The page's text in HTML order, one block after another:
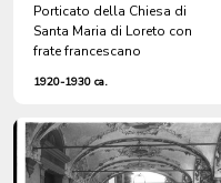
Porticato della Chiesa di
Santa Maria di Loreto con
frate francescano
1920-1930 ca.